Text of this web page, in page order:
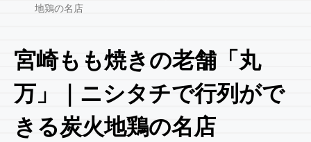
地鶏の名店
宮崎もも焼きの老舗「丸
万」｜ニシタチで行列がで
きる炭火地鶏の名店